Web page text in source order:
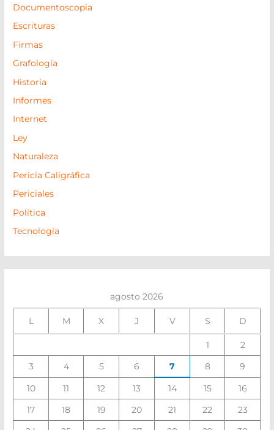
Documentoscopia
Escrituras
Firmas
Grafología
Historia
Informes
Internet
Ley
Naturaleza
Pericia Caligráfica
Periciales
Política
Tecnología
agosto 2026
L M X J V S D
1 2
3 4 5 6 7 8 9
10 11 12 13 14 15 16
17 18 19 20 21 22 23